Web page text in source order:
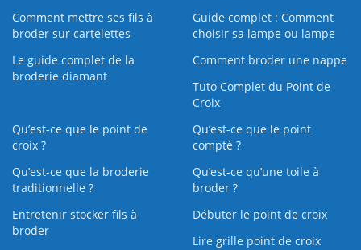
Comment mettre ses fils à
broder sur cartelettes
Guide complet : Comment
choisir sa lampe ou lampe
Le guide complet de la
broderie diamant
Comment broder une nappe
Tuto Complet du Point de
Croix
Qu’est-ce que le point de
croix ?
Qu’est-ce que le point
compté ?
Qu’est-ce que la broderie
traditionnelle ?
Qu’est‑ce qu’une toile à
broder ?
Entretenir stocker fils à
broder
Débuter le point de croix
Lire grille point de croix